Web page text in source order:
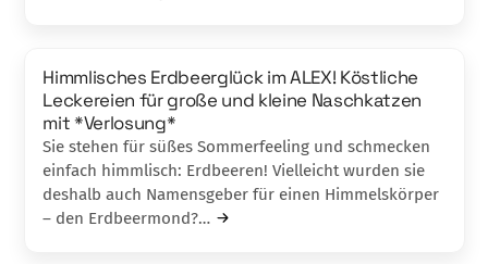
Himmlisches Erdbeerglück im ALEX! Köstliche
Leckereien für große und kleine Naschkatzen
mit *Verlosung*
Sie stehen für süßes Sommerfeeling und schmecken
einfach himmlisch: Erdbeeren! Vielleicht wurden sie
deshalb auch Namensgeber für einen Himmelskörper
– den Erdbeermond?…